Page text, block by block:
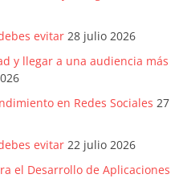
evitar 28 julio 2026
y llegar a una audiencia más
en Redes Sociales 27
evitar 22 julio 2026
el Desarrollo de Aplicaciones